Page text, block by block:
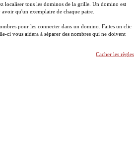
localiser tous les dominos de la grille. Un domino est
qu'un exemplaire de chaque paire.
pour les connecter dans un domino. Faites un clic
ci vous aidera à séparer des nombres qui ne doivent
Cacher les règles